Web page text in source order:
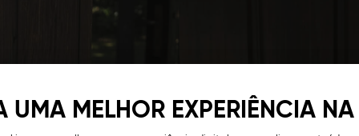
UMA MELHOR EXPERIÊNCIA